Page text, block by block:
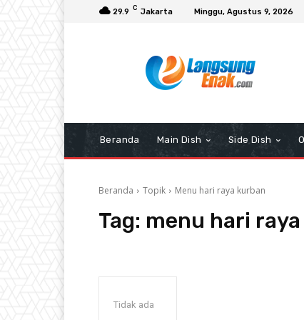
29.9 C Jakarta Minggu, Agustus 9, 2026
Beranda Main Dish Side Dish
Beranda Topik Menu hari raya kurban
Tag: menu hari
Tidak ada